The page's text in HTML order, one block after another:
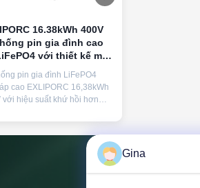
16.38kWh 400V
pin gia đình cao
với thiết kế mô-
trên sàn và BMS
minh
pin gia đình LiFePO4
cao EXLIPORC 16,38kWh
với hiệu suất khứ hồi hơn
IP65 và BMS thông
Thiết kế kiểu mô-đun đặt
có bánh xe để dễ dàng
điện 3 pha.
Gina